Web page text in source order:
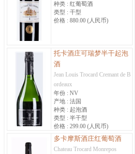
种类 : 红葡萄酒
类型 : 干型
价格 : 880.00 (人民币)
托卡酒庄可瑞梦半干起泡
酒
Jean Louis Trocard Cremant de B
ordeaux
年份 : NV
产地 : 法国
种类 : 起泡酒
类型 : 半干型
价格 : 299.00 (人民币)
多卡摩斯酒庄红葡萄酒
Chateau Trocard Monrepos